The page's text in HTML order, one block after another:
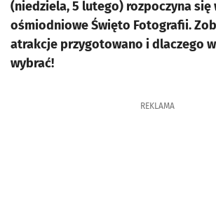
(niedziela, 5 lutego) rozpoczyna się
ośmiodniowe Święto Fotografii.
atrakcje przygotowano i dlaczego
wybrać!
REKLAMA